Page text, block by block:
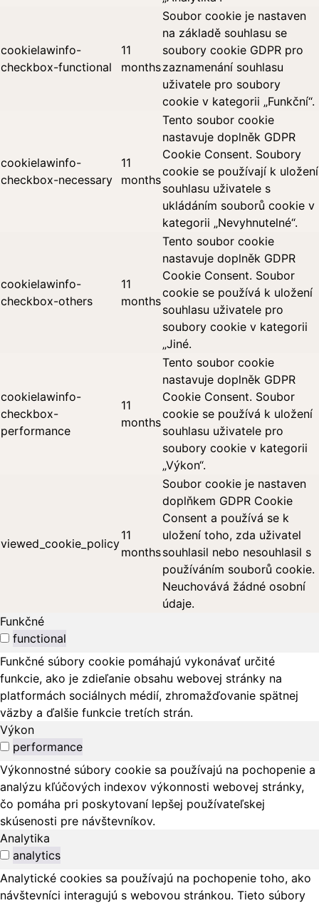
cookielawinfo-
checkbox-functional
11
months
Soubor cookie je nastaven
na základě souhlasu se
soubory cookie GDPR pro
zaznamenání souhlasu
uživatele pro soubory
cookie v kategorii „Funkční“.
cookielawinfo-
checkbox-necessary
11
months
Tento soubor cookie
nastavuje doplněk GDPR
Cookie Consent. Soubory
cookie se používají k uložení
souhlasu uživatele s
ukládáním souborů cookie v
kategorii „Nevyhnutelné“.
cookielawinfo-
checkbox-others
11
months
Tento soubor cookie
nastavuje doplněk GDPR
Cookie Consent. Soubor
cookie se používá k uložení
souhlasu uživatele pro
soubory cookie v kategorii
„Jiné.
cookielawinfo-
checkbox-
performance
11
months
Tento soubor cookie
nastavuje doplněk GDPR
Cookie Consent. Soubor
cookie se používá k uložení
souhlasu uživatele pro
soubory cookie v kategorii
„Výkon“.
viewed_cookie_policy
11
months
Soubor cookie je nastaven
doplňkem GDPR Cookie
Consent a používá se k
uložení toho, zda uživatel
souhlasil nebo nesouhlasil s
používáním souborů cookie.
Neuchovává žádné osobní
údaje.
Funkčné
functional
Funkčné súbory cookie pomáhajú vykonávať určité
funkcie, ako je zdieľanie obsahu webovej stránky na
platformách sociálnych médií, zhromažďovanie spätnej
väzby a ďalšie funkcie tretích strán.
Výkon
performance
Výkonnostné súbory cookie sa používajú na pochopenie a
analýzu kľúčových indexov výkonnosti webovej stránky,
čo pomáha pri poskytovaní lepšej používateľskej
skúsenosti pre návštevníkov.
Analytika
analytics
Analytické cookies sa používajú na pochopenie toho, ako
návštevníci interagujú s webovou stránkou. Tieto súbory